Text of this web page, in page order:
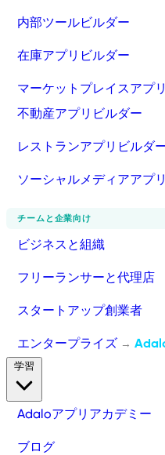
内部ツールビルダー
在庫アプリビルダー
マーケットプレイスアプ
不動産アプリビルダー
レストランアプリビルダ
ソーシャルメディアアプ
チームと企業向け
ビジネスと組織
フリーランサーと代理店
スタートアップ創業者
エンタープライズ →
Adaloアプリアカデミー
ブログ